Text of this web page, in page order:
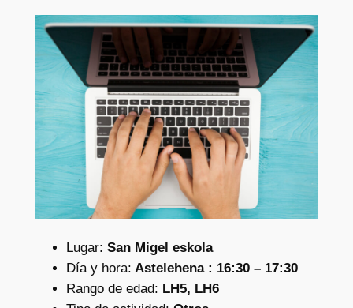
Lugar: San Migel eskola
Día y hora: Astelehena : 16:30 – 17:30
Rango de edad: LH5, LH6